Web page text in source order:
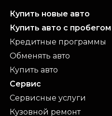
Купить новые авто
Купить авто с пробегом
Кредитные программы
Обменять авто
Купить авто
Сервис
Сервисные услуги
Кузовной ремонт